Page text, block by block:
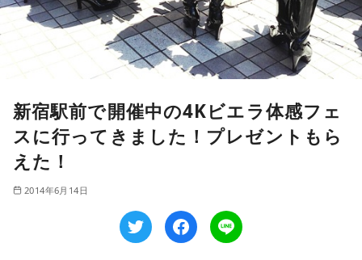
新宿駅前で開催中の4Kビエラ体感フェ
スに行ってきました！プレゼントもら
えた！
2014年6月14日